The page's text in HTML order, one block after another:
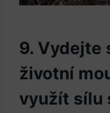
9. Vydejte
životní
využít‌ sílu